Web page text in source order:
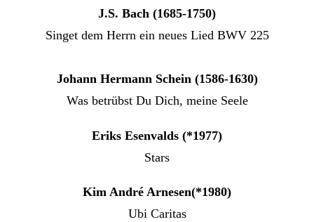
J.S. Bach (1685-1750)
Singet dem Herrn ein neues Lied BWV 225
Johann Hermann Schein (1586-1630)
Was betrübst Du Dich, meine Seele
Eriks Esenvalds (*1977)
Stars
Kim André Arnesen(*1980)
Ubi Caritas